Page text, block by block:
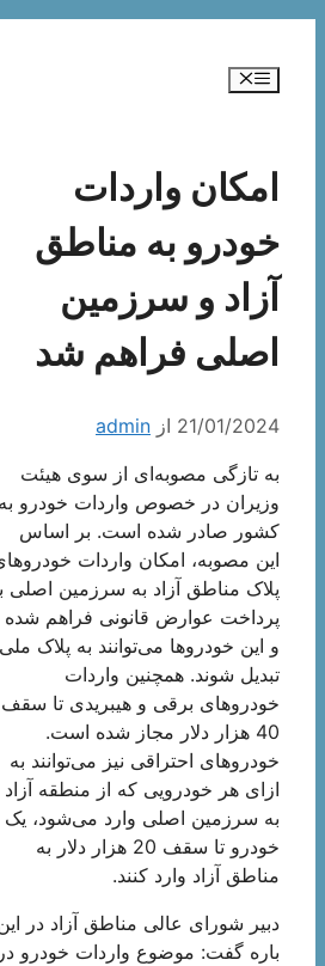
فهرست
امکان واردات
خودرو به مناطق
آزاد و سرزمین
اصلی فراهم شد
21/01/2024 از admin
به تازگی مصوبه‌ای از سوی هیئت
وزیران در خصوص واردات خودرو به
کشور صادر شده است. بر اساس
این مصوبه، امکان واردات خودروهای
پلاک مناطق آزاد به سرزمین اصلی با
پرداخت عوارض قانونی فراهم شده
و این خودروها می‌توانند به پلاک ملی
تبدیل شوند. همچنین واردات
خودروهای برقی و هیبریدی تا سقف
40 هزار دلار مجاز شده است.
خودروهای احتراقی نیز می‌توانند به
ازای هر خودرویی که از منطقه آزاد
به سرزمین اصلی وارد می‌شود، یک
خودرو تا سقف 20 هزار دلار به
مناطق آزاد وارد کنند.
دبیر شورای عالی مناطق آزاد در این
باره گفت: موضوع واردات خودرو در